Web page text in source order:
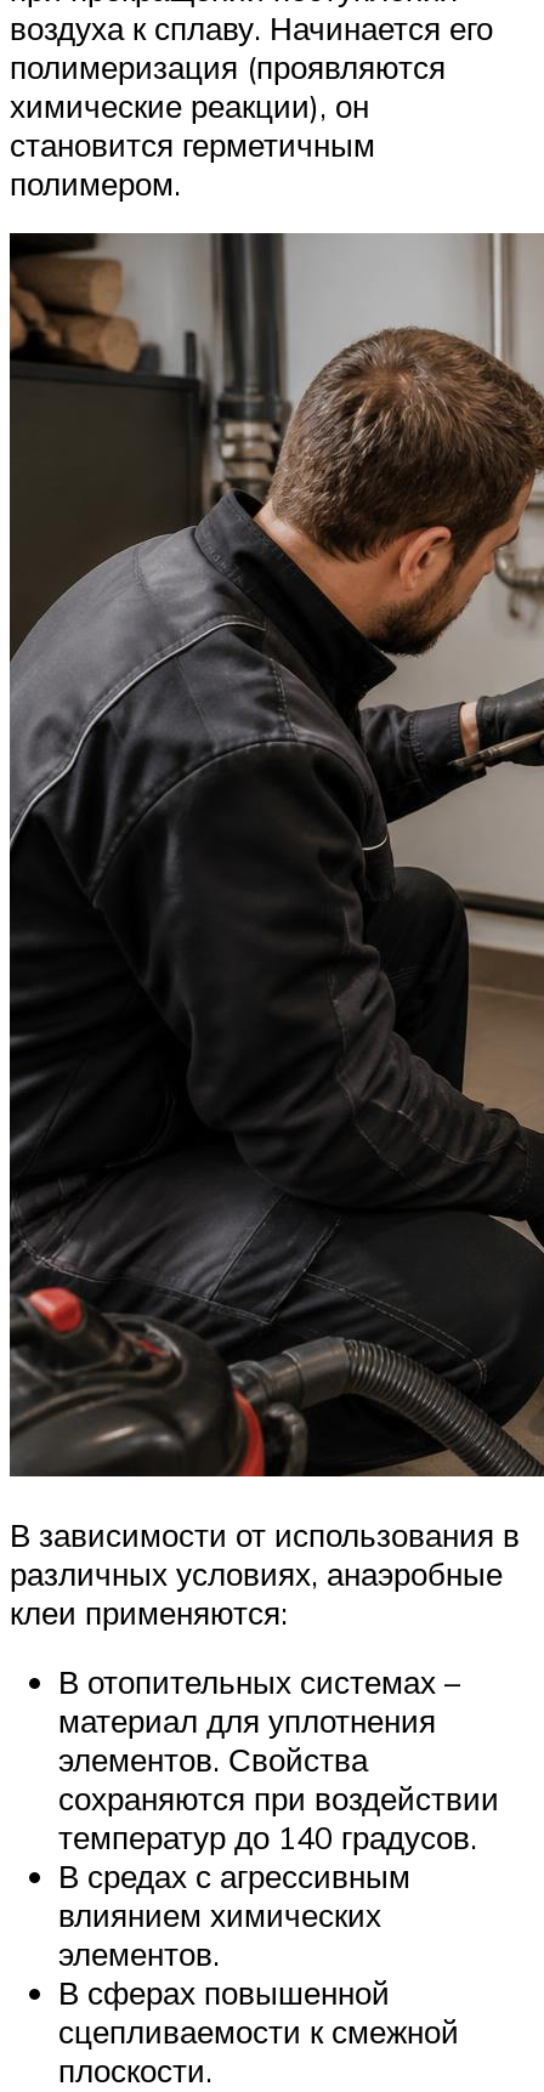
воздуха к сплаву. Начинается его
полимеризация (проявляются
химические реакции), он
становится герметичным
полимером.
В зависимости от использования в
различных условиях, анаэробные
клеи применяются:
В отопительных системах –
материал для уплотнения
элементов. Свойства
сохраняются при воздействии
температур до 140 градусов.
В средах с агрессивным
влиянием химических
элементов.
В сферах повышенной
сцепливаемости к смежной
плоскости.